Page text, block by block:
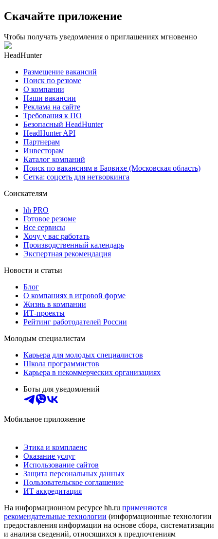
Скачайте приложение
Чтобы получать уведомления о приглашениях мгновенно
HeadHunter
Размещение вакансий
Поиск по резюме
О компании
Наши вакансии
Реклама на сайте
Требования к ПО
Безопасный HeadHunter
HeadHunter API
Партнерам
Инвесторам
Каталог компаний
Поиск по вакансиям в Барвихе (Московская область)
Сетка: соцсеть для нетворкинга
Соискателям
hh PRO
Готовое резюме
Все сервисы
Хочу у вас работать
Производственный календарь
Экспертная рекомендация
Новости и статьи
Блог
О компаниях в игровой форме
Жизнь в компании
ИТ-проекты
Рейтинг работодателей России
Молодым специалистам
Карьера для молодых специалистов
Школа программистов
Карьера в некоммерческих организациях
Боты для уведомлений
Мобильное приложение
Этика и комплаенс
Оказание услуг
Использование сайтов
Защита персональных данных
Пользовательское соглашение
ИТ аккредитация
На информационном ресурсе hh.ru применяются
рекомендательные технологии (информационные технологии
предоставления информации на основе сбора, систематизации
и анализа сведений, относящихся к предпочтениям